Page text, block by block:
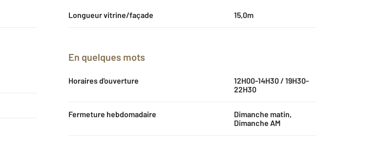
Longueur vitrine/façade 15,0m
En quelques mots
Horaires d'ouverture
12H00-14H30 / 19H30-
22H30
Fermeture hebdomadaire
Dimanche matin,
Dimanche AM